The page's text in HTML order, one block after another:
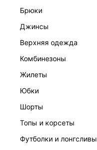
брюки
джинсы
верхняя одежда
комбинезоны
жилеты
юбки
шорты
топы и корсеты
футболки и лонгсливы